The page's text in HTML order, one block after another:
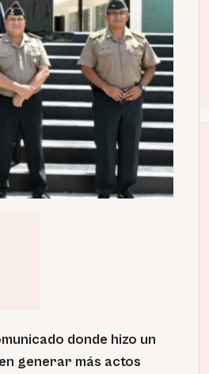
donde hizo un
generar más actos